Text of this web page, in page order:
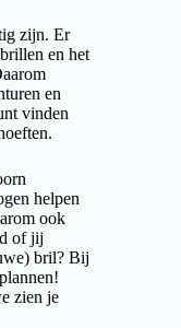
zijn. Er
en het
en
vinden
helpen
ook
of jij
bril? Bij
zien je